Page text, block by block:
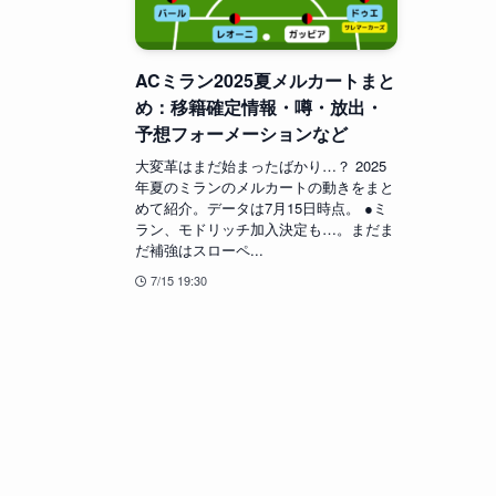
ACミラン2025夏メルカートまと
め：移籍確定情報・噂・放出・
予想フォーメーションなど
大変革はまだ始まったばかり…？ 2025
年夏のミランのメルカートの動きをまと
めて紹介。データは7月15日時点。 ●ミ
ラン、モドリッチ加入決定も…。まだま
だ補強はスローペ...
7/15 19:30